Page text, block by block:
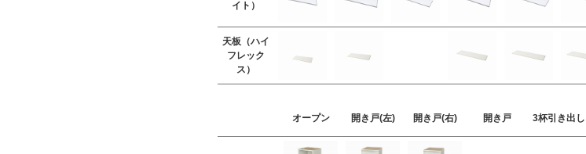
イト）
天板（ハイ
フレック
ス）
オープン 開き戸(左) 開き戸(右) 開き戸 3杯引き出し